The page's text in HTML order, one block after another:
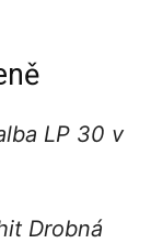
LP 30 v
Drobná